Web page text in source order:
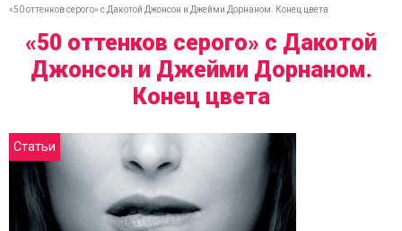
«50 оттенков серого» с Дакотой Джонсон и Джейми Дорнаном. Конец цвета
«50 оттенков серого» с Дакотой
Джонсон и Джейми Дорнаном.
Конец цвета
Статьи